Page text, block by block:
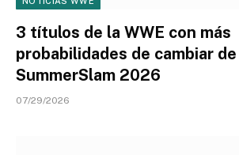
3 títulos de la WWE con más
probabilidades de cambiar
SummerSlam 2026
07/29/2026